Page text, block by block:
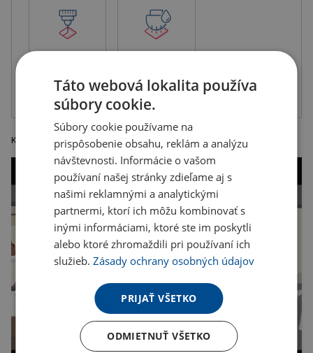
krabičke
Kovová fľaša na pitie s vrchnákom a objemom 750 ml.
Táto webová lokalita používa
súbory cookie.
Súbory cookie používame na
prispôsobenie obsahu, reklám a analýzu
návštevnosti. Informácie o vašom
používaní našej stránky zdieľame aj s
našimi reklamnými a analytickými
partnermi, ktorí ich môžu kombinovať s
inými informáciami, ktoré ste im poskytli
alebo ktoré zhromaždili pri používaní ich
služieb.Zásady ochrany osobných údajov
PRIJAŤ VŠETKO
ODMIETNUŤ VŠETKO